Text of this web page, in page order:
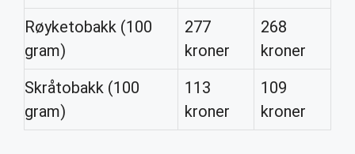
Røyketobakk (100
gram)
277
kroner
268
kroner
Skråtobakk (100
gram)
113
kroner
109
kroner